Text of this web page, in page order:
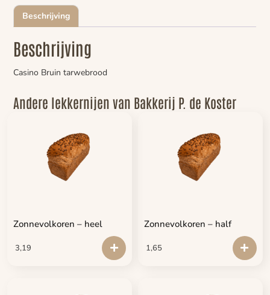
Beschrijving
Beschrijving
Casino Bruin tarwebrood
Andere lekkernijen van Bakkerij P. de Koster
Zonnevolkoren – heel
3,19
Zonnevolkoren – half
1,65